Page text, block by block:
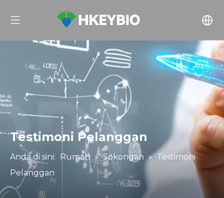
Testimoni Pelanggan
Anda di sini: Rumah » Sokongan » Testimoni
Pelanggan